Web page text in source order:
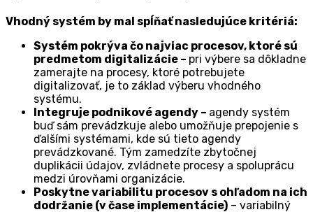
Vhodný systém by mal spĺňať nasledujúce kritériá:
Systém pokrýva čo najviac procesov, ktoré sú
predmetom digitalizácie – pri výbere sa dôkladne
zamerajte na procesy, ktoré potrebujete
digitalizovať, je to základ výberu vhodného
systému.
Integruje podnikové agendy – agendy systém
buď sám prevádzkuje alebo umožňuje prepojenie s
ďalšími systémami, kde sú tieto agendy
prevádzkované. Tým zamedzíte zbytočnej
duplikácii údajov, zvládnete procesy a spoluprácu
medzi úrovňami organizácie.
Poskytne variabilitu procesov s ohľadom na ich
dodržanie (v čase implementácie) – variabilný